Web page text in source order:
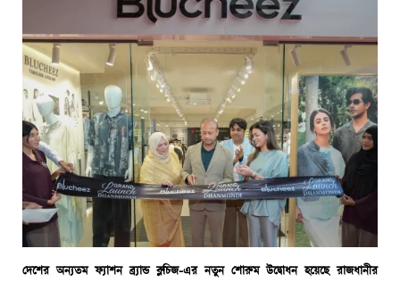
দেশের অন্যতম ফ্যাশন ব্র্যান্ড ব্লুচিজ-এর নতুন শোরুম উদ্বোধন হয়েছে রাজধানীর